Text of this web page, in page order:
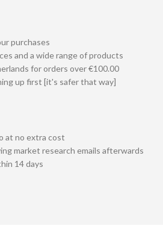
purchases
and a wide range of products
for orders over €100.00
up first [it's safer that way]
at no extra cost
market research emails afterwards
14 days